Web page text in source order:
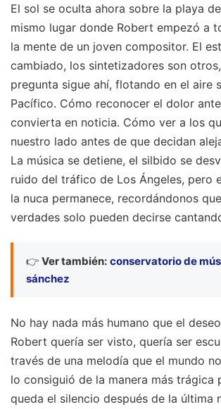
El sol se oculta ahora sobre la playa
mismo lugar donde Robert empezó a
la mente de un joven compositor. El
cambiado, los sintetizadores son
pregunta sigue ahí, flotando en el aire
Pacífico. Cómo reconocer el dolor
convierta en noticia. Cómo ver a los
nuestro lado antes de que decidan
La música se detiene, el silbido se
ruido del tráfico de Los Ángeles, pero
la nuca permanece, recordándonos
verdades solo pueden decirse
👉 Ver también: conservatorio de
sánchez
No hay nada más humano que el
Robert quería ser visto, quería ser
través de una melodía que el mundo
lo consiguió de la manera más trágica
queda el silencio después de la última